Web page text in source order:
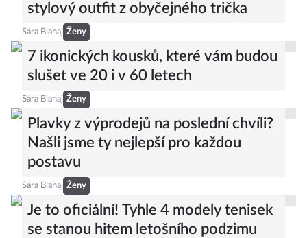
stylový outfit z obyčejného trička
Sára Blahaj Ženy
7 ikonických kousků, které vám budou
slušet ve 20 i v 60 letech
Sára Blahaj Ženy
Plavky z výprodejů na poslední chvíli?
Našli jsme ty nejlepší pro každou
postavu
Sára Blahaj Ženy
Je to oficiální! Tyhle 4 modely tenisek
se stanou hitem letošního podzimu